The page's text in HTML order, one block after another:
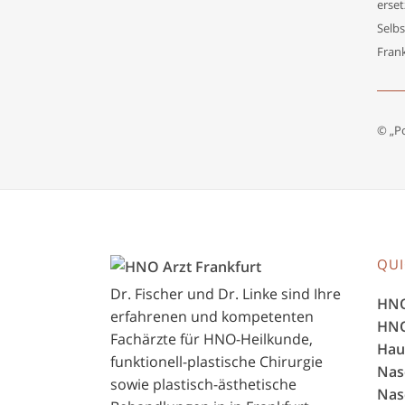
©
Dr. Fischer und Dr. Linke sind Ihre
erfahrenen und kom­pe­ten­ten
Fachärzte für HNO-Heilkunde,
funktionell-plastische Chirurgie
sowie plastisch-ästhetische